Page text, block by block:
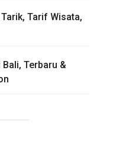
Tarif Wisata,
Terbaru &